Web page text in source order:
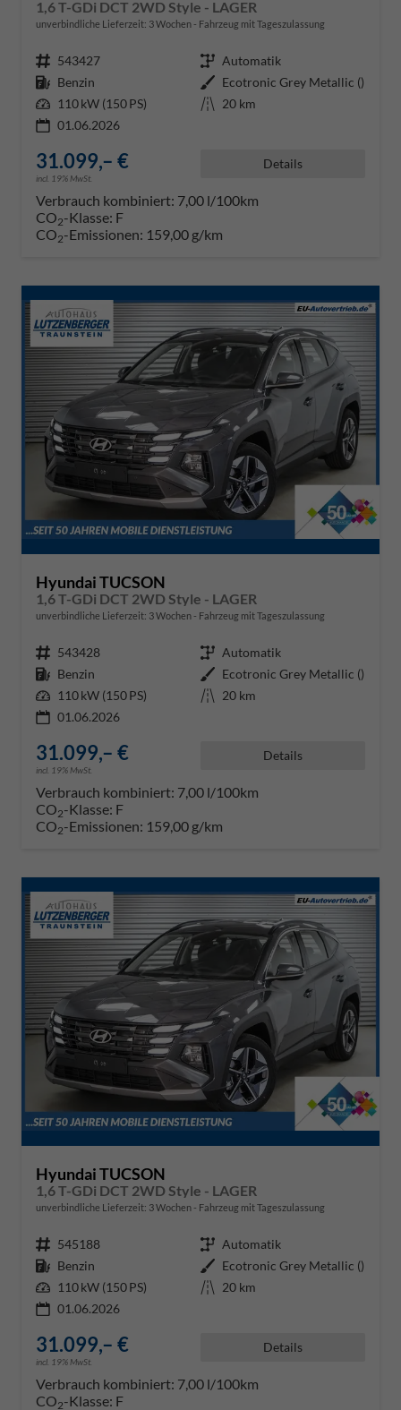
1,6 T-GDi DCT 2WD Style - LAGER
unverbindliche Lieferzeit: 3 Wochen Fahrzeug mit Tageszulassung
Fahrzeugnr. 543427 Getriebe Automatik
Kraftstoff Benzin Außenfarbe Ecotronic Grey Metallic ()
Leistung 110 kW (150 PS) Kilometerstand 20 km
01.06.2026
31.099,– €
incl. 19% MwSt.
Details
Verbrauch kombiniert: 7,00 l/100km
CO2-Klasse: F
CO2-Emissionen: 159,00 g/km
Hyundai TUCSON
1,6 T-GDi DCT 2WD Style - LAGER
unverbindliche Lieferzeit: 3 Wochen Fahrzeug mit Tageszulassung
Fahrzeugnr. 543428 Getriebe Automatik
Kraftstoff Benzin Außenfarbe Ecotronic Grey Metallic ()
Leistung 110 kW (150 PS) Kilometerstand 20 km
01.06.2026
31.099,– €
incl. 19% MwSt.
Details
Verbrauch kombiniert: 7,00 l/100km
CO2-Klasse: F
CO2-Emissionen: 159,00 g/km
Hyundai TUCSON
1,6 T-GDi DCT 2WD Style - LAGER
unverbindliche Lieferzeit: 3 Wochen Fahrzeug mit Tageszulassung
Fahrzeugnr. 545188 Getriebe Automatik
Kraftstoff Benzin Außenfarbe Ecotronic Grey Metallic ()
Leistung 110 kW (150 PS) Kilometerstand 20 km
01.06.2026
31.099,– €
incl. 19% MwSt.
Details
Verbrauch kombiniert: 7,00 l/100km
CO2-Klasse: F